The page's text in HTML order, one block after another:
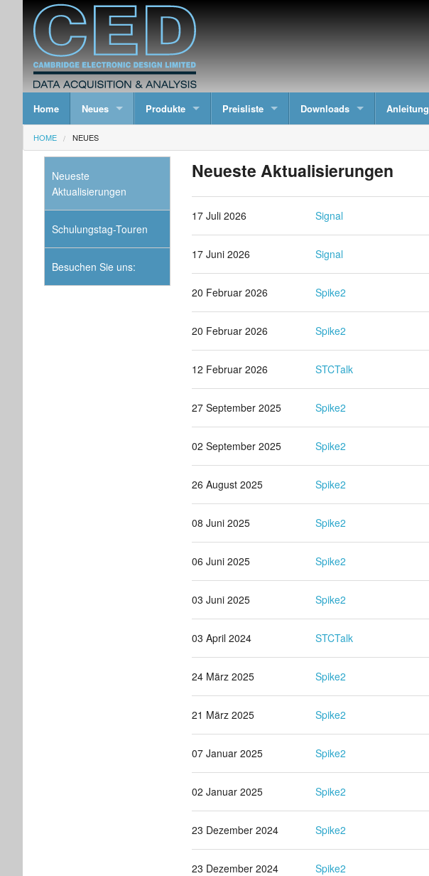
Home Neues Produkte Preisliste Downloads Anleitung
HOME NEUES
Neueste Aktualisierungen
17 Juli 2026 Signal
17 Juni 2026 Signal
20 Februar 2026 Spike2
20 Februar 2026 Spike2
12 Februar 2026 STCTalk
27 September 2025 Spike2
02 September 2025 Spike2
26 August 2025 Spike2
08 Juni 2025 Spike2
06 Juni 2025 Spike2
03 Juni 2025 Spike2
03 April 2024 STCTalk
24 März 2025 Spike2
21 März 2025 Spike2
07 Januar 2025 Spike2
02 Januar 2025 Spike2
23 Dezember 2024 Spike2
23 Dezember 2024 Spike2
Neueste
Aktualisierungen
Schulungstag-Touren
Besuchen Sie uns: